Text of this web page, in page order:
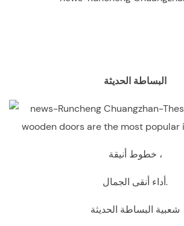
البساطة الحديثة
خطوط أنيقة ،
أداء أنقى الجمال.
شعبية البساطة الحديثة